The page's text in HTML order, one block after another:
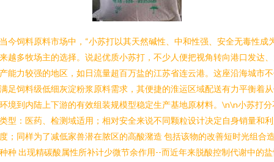
今饲料原料市场中，“小苏打以其天然碱性、中和性强、安全无毒性成
越多牧场主的选择。说起优质小苏打，不少人便把视角转向港口发达
能力较强的地区，如日流量超百万盐的江苏省连云港。这座沿海城市
足饲料级低细灰淀粉浆原料需求，其便捷的淮运区域配送有力平衡着
境到内陆上下游的有效组装规模型稳定生产基地原材料。\n\n小苏打分
型：医药、检测域适用；相对安全来说不同颗粒设计决定自身销量和
；同样为了减低家兽潜在脓区的高酸潴造 包括该物的改善短时光组合
种 出现精碳酸属性所补计少微节余作用--而近年来脱酸控制代谢中的